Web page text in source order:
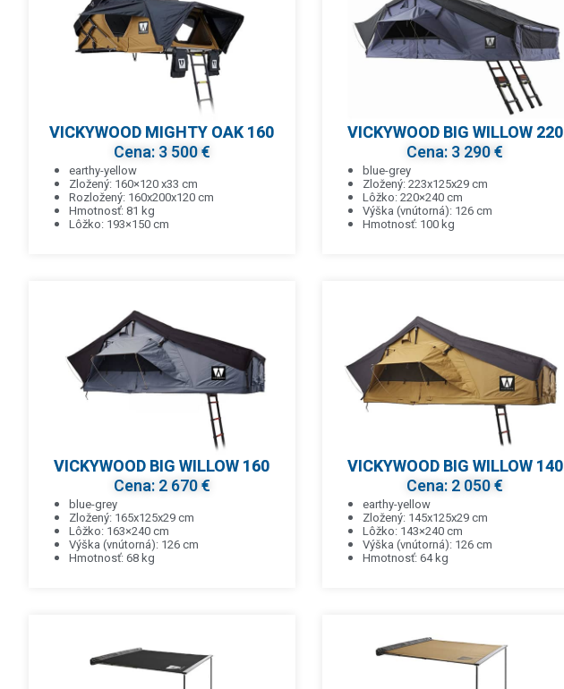
VICKYWOOD MIGHTY OAK 160
Cena: 3 500 €
earthy-yellow
Zložený: 160×120 x33 cm
Rozložený: 160x200x120 cm
Hmotnosť: 81 kg
Lôžko: 193×150 cm
VICKYWOOD BIG WILLOW 220
Cena: 3 290 €
blue-grey
Zložený: 223x125x29 cm
Lôžko: 220×240 cm
Výška (vnútorná): 126 cm
Hmotnosť: 100 kg
VICKYWOOD BIG WILLOW 160
Cena: 2 670 €
blue-grey
Zložený: 165x125x29 cm
Lôžko: 163×240 cm
Výška (vnútorná): 126 cm
Hmotnosť: 68 kg
VICKYWOOD BIG WILLOW 140
Cena: 2 050 €
earthy-yellow
Zložený: 145x125x29 cm
Lôžko: 143×240 cm
Výška (vnútorná): 126 cm
Hmotnosť: 64 kg